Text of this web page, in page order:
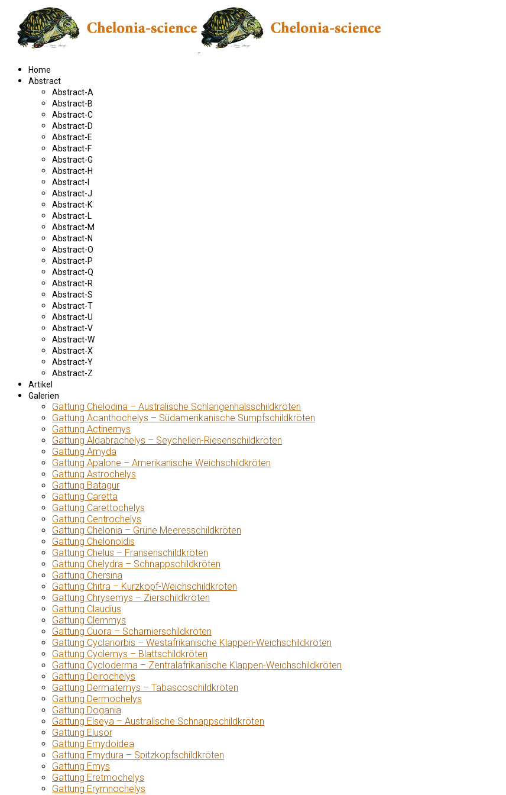
Home
Abstract
Abstract-A
Abstract-B
Abstract-C
Abstract-D
Abstract-E
Abstract-F
Abstract-G
Abstract-H
Abstract-I
Abstract-J
Abstract-K
Abstract-L
Abstract-M
Abstract-N
Abstract-O
Abstract-P
Abstract-Q
Abstract-R
Abstract-S
Abstract-T
Abstract-U
Abstract-V
Abstract-W
Abstract-X
Abstract-Y
Abstract-Z
Artikel
Galerien
Gattung Chelodina – Australische Schlangenhalsschildkröten
Gattung Acanthochelys – Südamerikanische Sumpfschildkröten
Gattung Actinemys
Gattung Aldabrachelys – Seychellen-Riesenschildkröten
Gattung Amyda
Gattung Apalone – Amerikanische Weichschildkröten
Gattung Astrochelys
Gattung Batagur
Gattung Caretta
Gattung Carettochelys
Gattung Centrochelys
Gattung Chelonia – Grüne Meeresschildkröten
Gattung Chelonoidis
Gattung Chelus – Fransenschildkröten
Gattung Chelydra – Schnappschildkröten
Gattung Chersina
Gattung Chitra – Kurzkopf-Weichschildkröten
Gattung Chrysemys – Zierschildkröten
Gattung Claudius
Gattung Clemmys
Gattung Cuora – Scharnierschildkröten
Gattung Cyclanorbis – Westafrikanische Klappen-Weichschildkröten
Gattung Cyclemys – Blattschildkröten
Gattung Cycloderma – Zentralafrikanische Klappen-Weichschildkröten
Gattung Deirochelys
Gattung Dermatemys – Tabascoschildkröten
Gattung Dermochelys
Gattung Dogania
Gattung Elseya – Australische Schnappschildkröten
Gattung Elusor
Gattung Emydoidea
Gattung Emydura – Spitzkopfschildkröten
Gattung Emys
Gattung Eretmochelys
Gattung Erymnochelys